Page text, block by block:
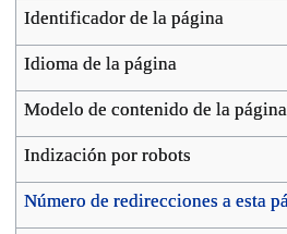
Identificador de la página
Idioma de la página
Modelo de contenido de la página
Indización por robots
Número de redirecciones a esta